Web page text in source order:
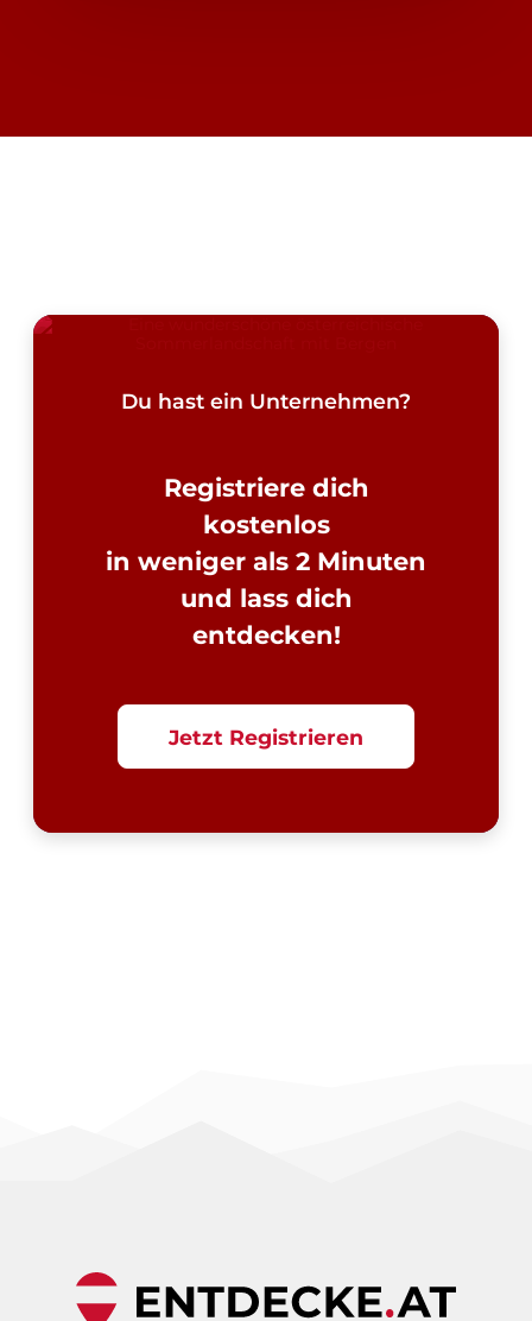
Du hast ein Unternehmen?
Registriere dich
kostenlos
in weniger als 2 Minuten
und lass dich
entdecken!
Jetzt Registrieren